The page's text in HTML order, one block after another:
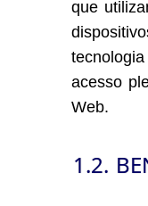
que
acesso
Web.
1.2.